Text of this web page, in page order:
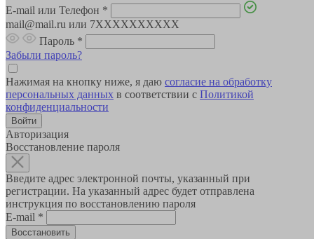
E-mail или Телефон *
mail@mail.ru или 7XXXXXXXXXX
Пароль *
Забыли пароль?
Нажимая на кнопку ниже, я даю согласие на обработку
персональных данных в соответствии с Политикой
конфиденциальности
Авторизация
Восстановление пароля
Введите адрес электронной почты, указанный при
регистрации. На указанный адрес будет отправлена
инструкция по восстановлению пароля
E-mail *